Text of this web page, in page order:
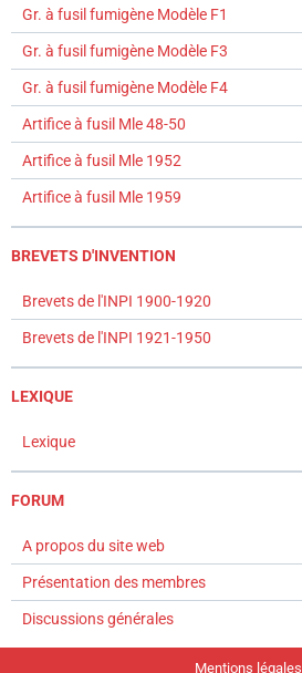
Gr. à fusil fumigène Modèle F1
Gr. à fusil fumigène Modèle F3
Gr. à fusil fumigène Modèle F4
Artifice à fusil Mle 48-50
Artifice à fusil Mle 1952
Artifice à fusil Mle 1959
BREVETS D'INVENTION
Brevets de l'INPI 1900-1920
Brevets de l'INPI 1921-1950
LEXIQUE
Lexique
FORUM
A propos du site web
Présentation des membres
Discussions générales
Mentions légales